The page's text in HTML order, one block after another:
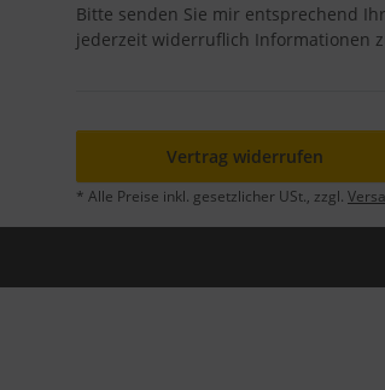
Bitte senden Sie mir entsprechend
jederzeit widerruflich Informationen
Vertrag widerrufen
* Alle Preise inkl. gesetzlicher USt., zzgl.